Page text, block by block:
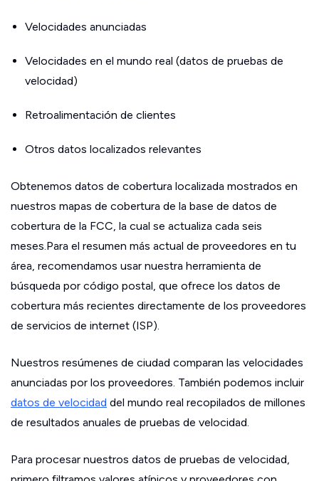
Velocidades anunciadas
Velocidades en el mundo real (datos de pruebas de
velocidad)
Retroalimentación de clientes
Otros datos localizados relevantes
Obtenemos datos de cobertura localizada mostrados en
nuestros mapas de cobertura de la base de datos de
cobertura de la FCC, la cual se actualiza cada seis
meses.Para el resumen más actual de proveedores en tu
área, recomendamos usar nuestra herramienta de
búsqueda por código postal, que ofrece los datos de
cobertura más recientes directamente de los proveedores
de servicios de internet (ISP).
Nuestros resúmenes de ciudad comparan las velocidades
anunciadas por los proveedores. También podemos incluir
datos de velocidad del mundo real recopilados de millones
de resultados anuales de pruebas de velocidad.
Para procesar nuestros datos de pruebas de velocidad,